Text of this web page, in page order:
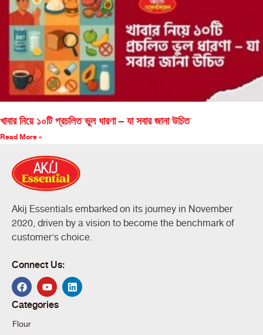
খাবার নিয়ে ১০টি প্রচলিত ভুল ধারণা – যা সবার জানা উচিত
Read More »
Akij Essentials embarked on its journey in November
2020, driven by a vision to become the benchmark of
customer's choice.
Connect Us:
Categories
Flour